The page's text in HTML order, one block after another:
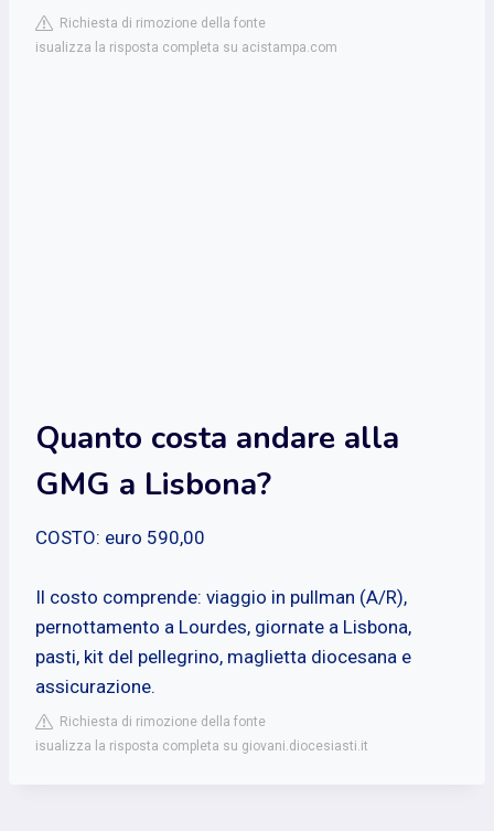
Richiesta di rimozione della fonte
isualizza la risposta completa su acistampa.com
Quanto costa andare alla
GMG a Lisbona?
COSTO: euro 590,00
Il costo comprende: viaggio in pullman (A/R),
pernottamento a Lourdes, giornate a Lisbona,
pasti, kit del pellegrino, maglietta diocesana e
assicurazione.
Richiesta di rimozione della fonte
isualizza la risposta completa su giovani.diocesiasti.it